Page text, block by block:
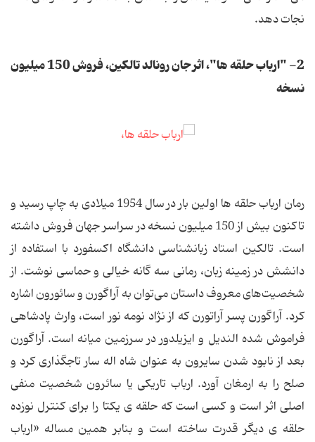
نجات دهد.
2- "ارباب حلقه ها"، اثر جان رونالد تالکین، فروش 150 میلیون
نسخه
رمان ارباب حلقه ها اولین بار در سال 1954 میلادی به چاپ رسید و
تاکنون بیش از 150 میلیون نسخه در سراسر جهان فروش داشته
است. تالکین استاد زبانشناسی دانشگاه اکسفورد با استفاده از
دانشش در زمینه زبان، رمانی سه گانه خیالی و حماسی نوشت. از
شخصیت‌های معروف داستان می‌توان به آراگورن و سائورون اشاره
کرد. آراگورن پسر آراتورن که از نژاد نومه نور است، وارث پادشاهی
فراموش شده الندیل و ایزیلدور در سرزمین میانه ‌است. آراگورن
بعد از نابود شدن سایرون به عنوان شاه اله سار تاجگذاری کرد و
صلح را به ارمغان آورد. ارباب تاریکی یا سائرون شخصیت منفی
اصلی اثر است و کسی است که حلقه ی یکتا را برای کنترل نوزده
حلقه ی دیگر قدرت ساخته ‌است و بنابر همین مساله «ارباب